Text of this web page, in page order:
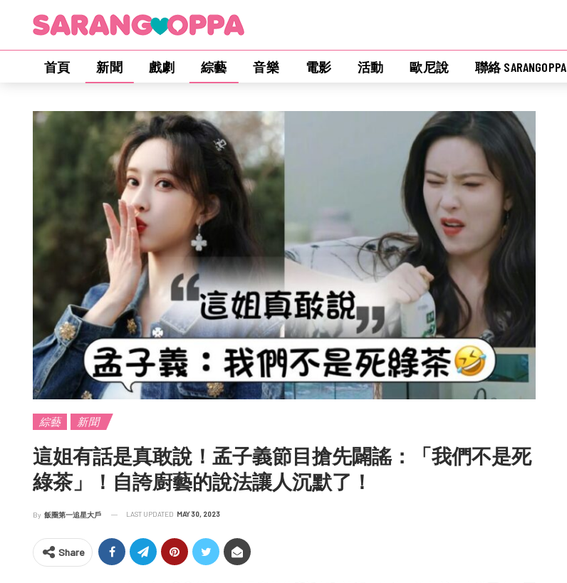
首頁 新聞 戲劇 綜藝 音樂 電影 活動 歐尼說 聯絡 SARANGOPPA
綜藝 新聞
這姐有話是真敢說！孟子義節目搶先闢謠：「我們不是死
綠茶」！自誇廚藝的說法讓人沉默了！
By 飯圈第一追星大戶 LAST UPDATED MAY 30, 2023
Share